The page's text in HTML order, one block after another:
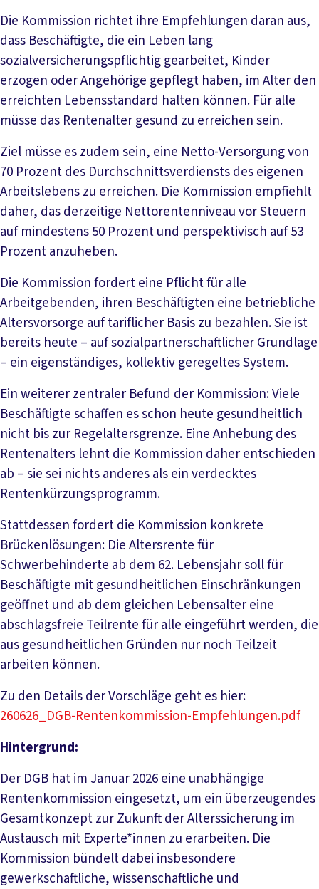
Die Kommission richtet ihre Empfehlungen daran aus,
dass Beschäftigte, die ein Leben lang
sozialversicherungspflichtig gearbeitet, Kinder
erzogen oder Angehörige gepflegt haben, im Alter den
erreichten Lebensstandard halten können. Für alle
müsse das Rentenalter gesund zu erreichen sein.
Ziel müsse es zudem sein, eine Netto-Versorgung von
70 Prozent des Durchschnittsverdiensts des eigenen
Arbeitslebens zu erreichen. Die Kommission empfiehlt
daher, das derzeitige Nettorentenniveau vor Steuern
auf mindestens 50 Prozent und perspektivisch auf 53
Prozent anzuheben.
Die Kommission fordert eine Pflicht für alle
Arbeitgebenden, ihren Beschäftigten eine betriebliche
Altersvorsorge auf tariflicher Basis zu bezahlen. Sie ist
bereits heute – auf sozialpartnerschaftlicher Grundlage
– ein eigenständiges, kollektiv geregeltes System.
Ein weiterer zentraler Befund der Kommission: Viele
Beschäftigte schaffen es schon heute gesundheitlich
nicht bis zur Regelaltersgrenze. Eine Anhebung des
Rentenalters lehnt die Kommission daher entschieden
ab – sie sei nichts anderes als ein verdecktes
Rentenkürzungsprogramm.
Stattdessen fordert die Kommission konkrete
Brückenlösungen: Die Altersrente für
Schwerbehinderte ab dem 62. Lebensjahr soll für
Beschäftigte mit gesundheitlichen Einschränkungen
geöffnet und ab dem gleichen Lebensalter eine
abschlagsfreie Teilrente für alle eingeführt werden, die
aus gesundheitlichen Gründen nur noch Teilzeit
arbeiten können.
Zu den Details der Vorschläge geht es hier:
260626_DGB-Rentenkommission-Empfehlungen.pdf
Hintergrund:
Der DGB hat im Januar 2026 eine unabhängige
Rentenkommission eingesetzt, um ein überzeugendes
Gesamtkonzept zur Zukunft der Alterssicherung im
Austausch mit Experte*innen zu erarbeiten. Die
Kommission bündelt dabei insbesondere
gewerkschaftliche, wissenschaftliche und